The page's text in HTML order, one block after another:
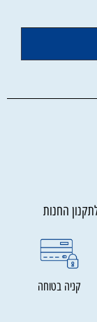
קניה בטוחה